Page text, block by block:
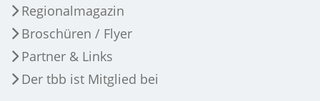
Regionalmagazin
Broschüren / Flyer
Partner & Links
Der tbb ist Mitglied bei